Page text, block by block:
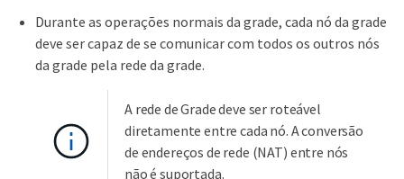
Durante as operações normais da grade, cada nó da grade
deve ser capaz de se comunicar com todos os outros nós
da grade pela rede da grade.
A rede de Grade deve ser roteável
diretamente entre cada nó. A conversão
de endereços de rede (NAT) entre nós
não é suportada.